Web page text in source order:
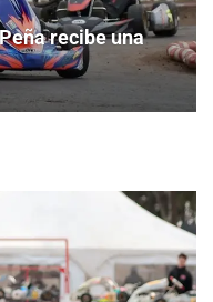
recibe una